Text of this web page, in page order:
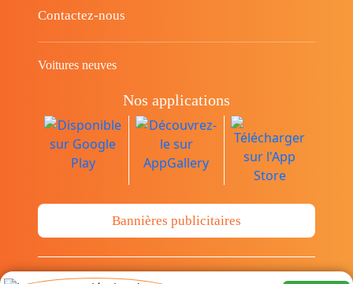
Contactez-nous
Voitures neuves
Nos applications
Bannières publicitaires
© Copyright 2014-2026 Cava.tn Limited Tous